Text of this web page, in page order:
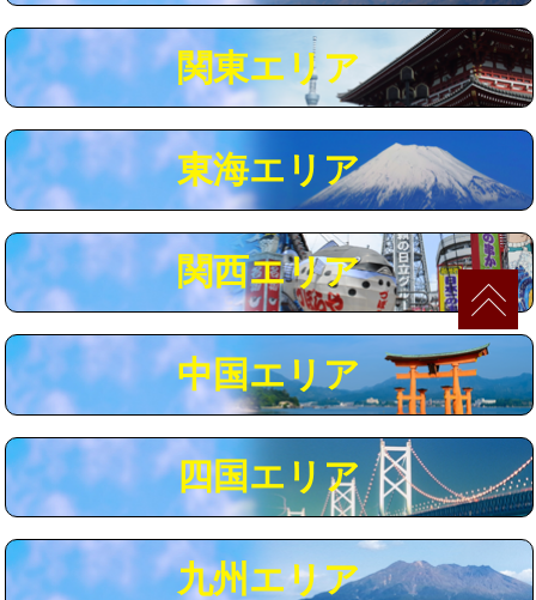
マス交換（土の掘削・埋め戻し作業） 11,000円~
マス交換（深さ50㎝未満） 55,000円
マス交換（深さ50㎝以上） 66,000円
コンクリート斫り（厚さ10㎝まで） 27,500円
コンクリート斫り（厚さ10㎝超え） 38,500円
モルタル補修（厚さ10㎝まで） 27,500円
追加人工 16,500円
※給水管工事は20mmまでの価格です。
関東エリア
東海エリア
関西エリア
中国エリア
四国エリア
九州エリア